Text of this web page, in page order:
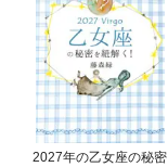
2027年の乙女座の秘密